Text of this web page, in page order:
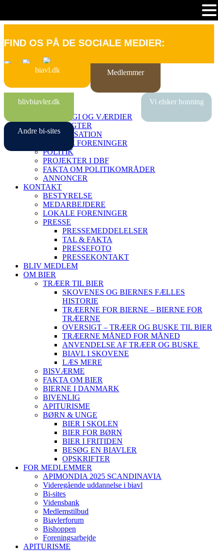
FIND OS PÅ DE SOCIALE MEDIER:
biavl.dk Medlemmer
blivbiavler.dk Vi elsker honning
Andre bi-sites
FORSIDE
STRATEGI OG VÆRDIER
VEDTÆGTER
ORGANISATION
LOKALE FORENINGER
POLITIK
PROJEKTER I DBF
FAKTA OM POLITIKOMRÅDER
ANNONCER
KONTAKT
BESTYRELSE
MEDARBEJDERE
LOKALE FORENINGER
PRESSE
PRESSEMEDDELELSER
TAL & FAKTA
PRESSEFOTO
PRESSEKONTAKT
BLIV MEDLEM
OM BIER
TRÆER TIL BIER
SKOVENES OG BIERNES FÆLLES
HISTORIE
TRÆERNE FOR BIERNE – BIERNE FOR
TRÆERNE
OVERSIGT – TRÆER OG BUSKE TIL BIER
TRÆERNE MÅNED FOR MÅNED
ANVENDELSE AF TRÆER OG BUSKE
BIAVL I SKOVENE
LÆS MERE
BISVÆRME
FAKTA OM BIER
BIERNE I DANMARK
BIVENLIG
APITURISME
BØRN & UNGE
BIER I SKOLEN
BIER FOR BØRN
BIER I FRITIDEN
BESØG EN BIAVLER
OPSKRIFTER
FOR MEDLEMMER
APIMONDIA 2025 SCANDINAVIA
Videregående uddannelse i biavl
Bi-sites
Vidensbank
Medlemstilbud
Biavlerforum
Bishoppen
Foreningsarbejde
APITURISME